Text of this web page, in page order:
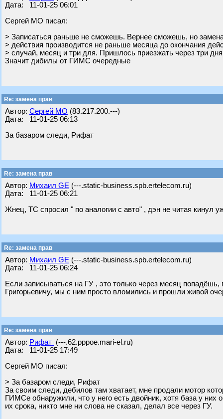
Дата: 11-01-25 06:01
Сергей МО писал:
> Записаться раньше не сможешь. Вернее сможешь, но
> действия производится не раньше месяца до окончания
> случай, месяц и три для. Пришлось приезжать через три
Значит дибилы от ГИМС очередные
Re: замена прав
Автор: Сергей МО (83.217.200.---)
Дата: 11-01-25 06:13
За базаром следи, Рифат
Re: замена прав
Автор: Михаил GE (---.static-business.spb.ertelecom.ru)
Дата: 11-01-25 06:21
Жнец, ТС спросил " по аналогии с авто" , дэн не читая кинул
Re: замена прав
Автор: Михаил GE (---.static-business.spb.ertelecom.ru)
Дата: 11-01-25 06:24
Если записываться на ГУ , это только через месяц
Григорьевичу, мы с ним просто вломились и прошли живой
Re: замена прав
Автор: Рифат (---.62.pppoe.mari-el.ru)
Дата: 11-01-25 17:49
Сергей МО писал:
> За базаром следи, Рифат
За своим следи, дебилов там хватает, мне продали мотор
ГИМСе обнаружили, что у него есть двойник, хотя база у
их срока, никто мне ни слова не сказал, делал все через ГУ.